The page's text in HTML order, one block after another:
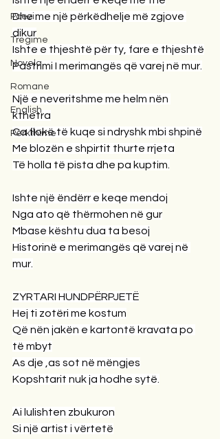
Poezi
Tregime
Novela
Romane
English
Përkthime
Dhe me një përkëdhelje më zgjove
dikur
Ishte e thjeshtë për ty, fare e thjeshtë
Pastrimi I merimangës që varej në mur.
Një e neveritshme me helm nën
kthetra
Ca flokë të kuqe si ndryshk mbi shpinë
Me blozën e shpirtit thurte rrjeta
Të holla të pista dhe pa kuptim.
Ishte një ëndërr e keqe mendoj
Nga ato që thërmohen në gur
Mbase kështu dua ta besoj
Historinë e merimangës që varej në
mur.
ZYRTARI HUNDPËRPJETË
Hej ti zotëri me kostum
Që nën jakën e kartontë kravata po
të mbyt
As dje ,as sot në mëngjes
Kopshtarit nuk ja hodhe sytë.
Ai lulishten zbukuron
Si një artist i vërtetë